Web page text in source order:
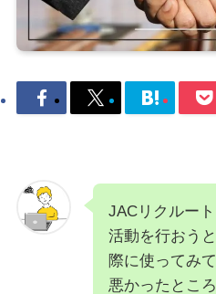
JACリクルー
活動を行おう
際に使ってみ
悪かったとこ